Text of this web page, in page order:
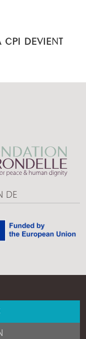
CPI DEVIENT
DE